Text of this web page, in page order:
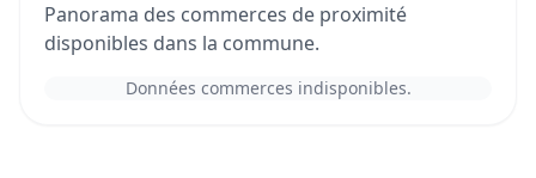
Panorama des commerces de proximité
disponibles dans la commune.
Données commerces indisponibles.